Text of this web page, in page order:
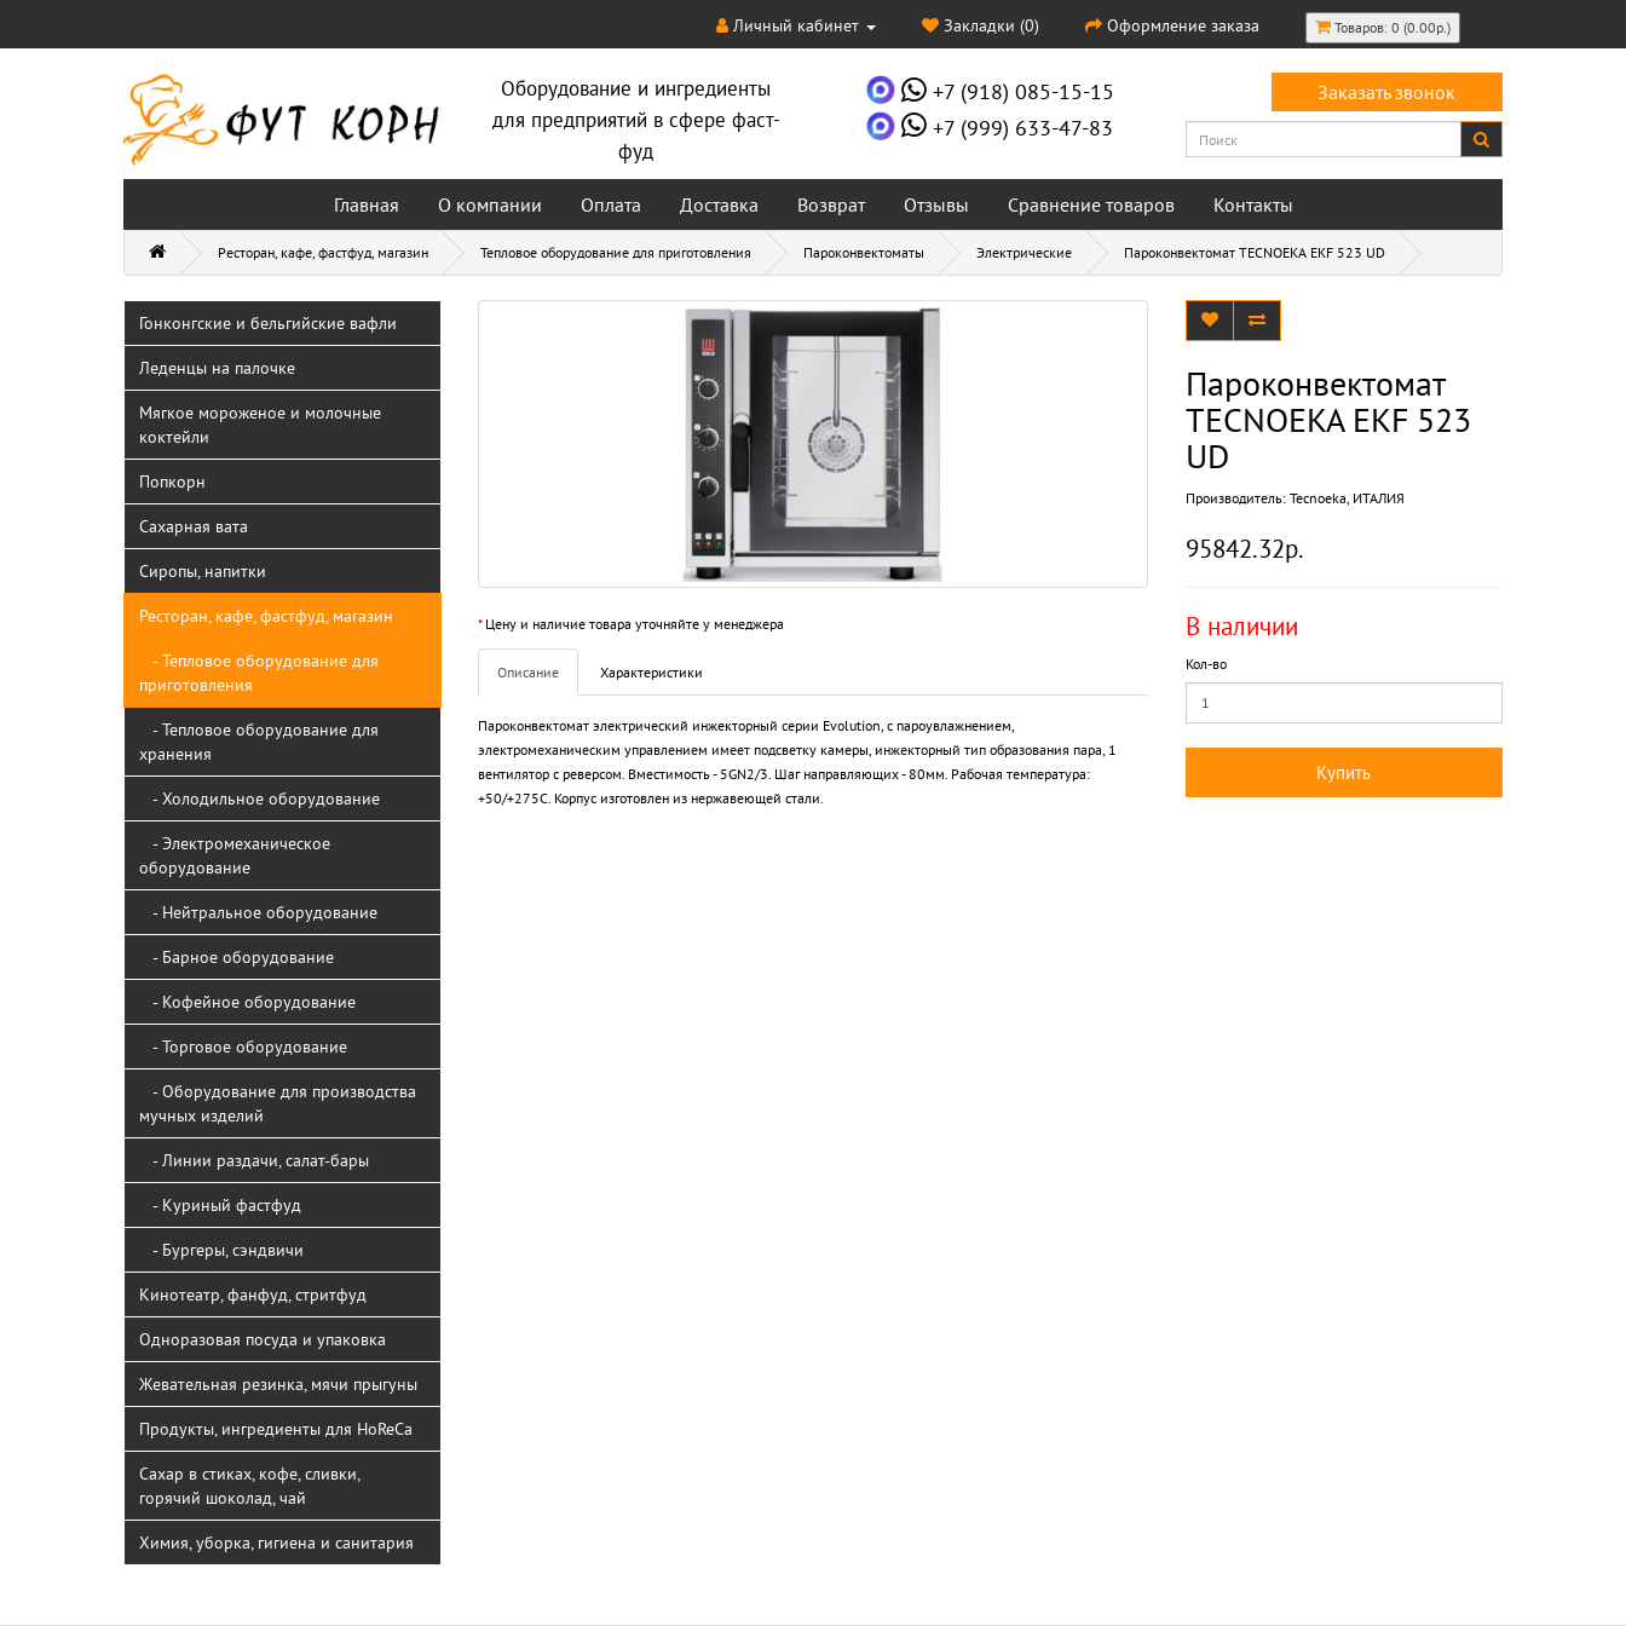
Личный кабинет Закладки (0) Оформление заказа Товаров: 0 (0.00р.)
Оборудование и ингредиенты
для предприятий в сфере фаст-
фуд
+7 (918) 085-15-15
+7 (999) 633-47-83
Заказать звонок
Главная О компании Оплата Доставка Возврат Отзывы Сравнение товаров Контакты
Ресторан, кафе, фастфуд, магазин Тепловое оборудование для приготовления Пароконвектоматы Электрические Пароконвектомат TECNOEKA EKF 523 UD
Гонконгские и бельгийские вафли
Леденцы на палочке
Мягкое мороженое и молочные
коктейли
Попкорн
Сахарная вата
Сиропы, напитки
Ресторан, кафе, фастфуд, магазин
- Тепловое оборудование для
приготовления
- Тепловое оборудование для
хранения
- Холодильное оборудование
- Электромеханическое
оборудование
- Нейтральное оборудование
- Барное оборудование
- Кофейное оборудование
- Торговое оборудование
- Оборудование для производства
мучных изделий
- Линии раздачи, салат-бары
- Куриный фастфуд
- Бургеры, сэндвичи
Кинотеатр, фанфуд, стритфуд
Одноразовая посуда и упаковка
Жевательная резинка, мячи прыгуны
Продукты, ингредиенты для HoReCa
Сахар в стиках, кофе, сливки,
горячий шоколад, чай
Химия, уборка, гигиена и санитария
*Цену и наличие товара уточняйте у менеджера
Пароконвектомат
TECNOEKA EKF 523
UD
Производитель: Tecnoeka, ИТАЛИЯ
95842.32р.
В наличии
Кол-во
Купить
Описание Характеристики
Пароконвектомат электрический инжекторный серии Evolution, с пароувлажнением,
электромеханическим управлением имеет подсветку камеры, инжекторный тип образования пара, 1
вентилятор с реверсом. Вместимость - 5GN2/3. Шаг направляющих - 80мм. Рабочая температура:
+50/+275С. Корпус изготовлен из нержавеющей стали.